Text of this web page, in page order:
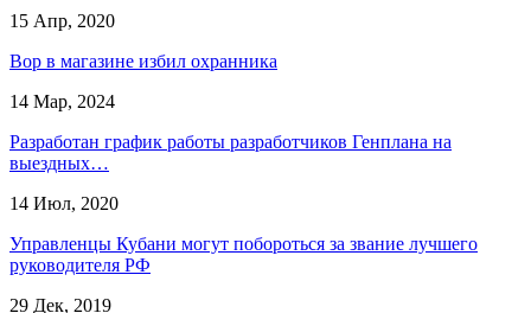
15 Апр, 2020
Вор в магазине избил охранника
14 Мар, 2024
Разработан график работы разработчиков Генплана на
выездных…
14 Июл, 2020
Управленцы Кубани могут побороться за звание лучшего
руководителя РФ
29 Дек, 2019